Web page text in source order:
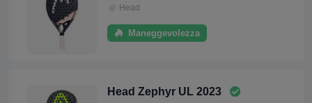
Head
Maneggevolezza
Head Zephyr UL 2023